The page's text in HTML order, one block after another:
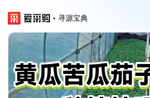
寻源宝典